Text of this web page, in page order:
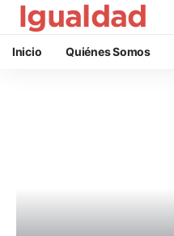
Inicio Quiénes Somos